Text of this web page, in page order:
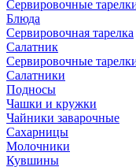
Сервировочные
Блюда
Сервировочная тарелка
Салатник
Сервировочные
Салатники
Подносы
Чашки и кружки
Чайники заварочные
Сахарницы
Молочники
Кувшины